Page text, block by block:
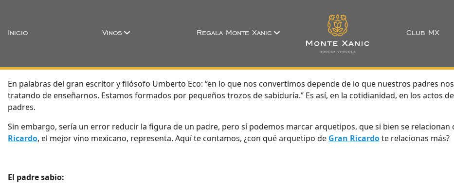
Inicio Vinos Regala Monte Xanic Club MX
En palabras del gran escritor y filósofo Umberto Eco: “en lo que nos convertimos depende de lo que nuestros padres
tratando de enseñarnos. Estamos formados por pequeños trozos de sabiduría.” Es así, en la cotidianidad, en los actos
padres.
Sin embargo, sería un error reducir la figura de un padre, pero sí podemos marcar arquetipos, que si bien se
Ricardo, el mejor vino mexicano, representa. Aquí te contamos, ¿con qué arquetipo de Gran Ricardote relacionas más?
El padre sabio: